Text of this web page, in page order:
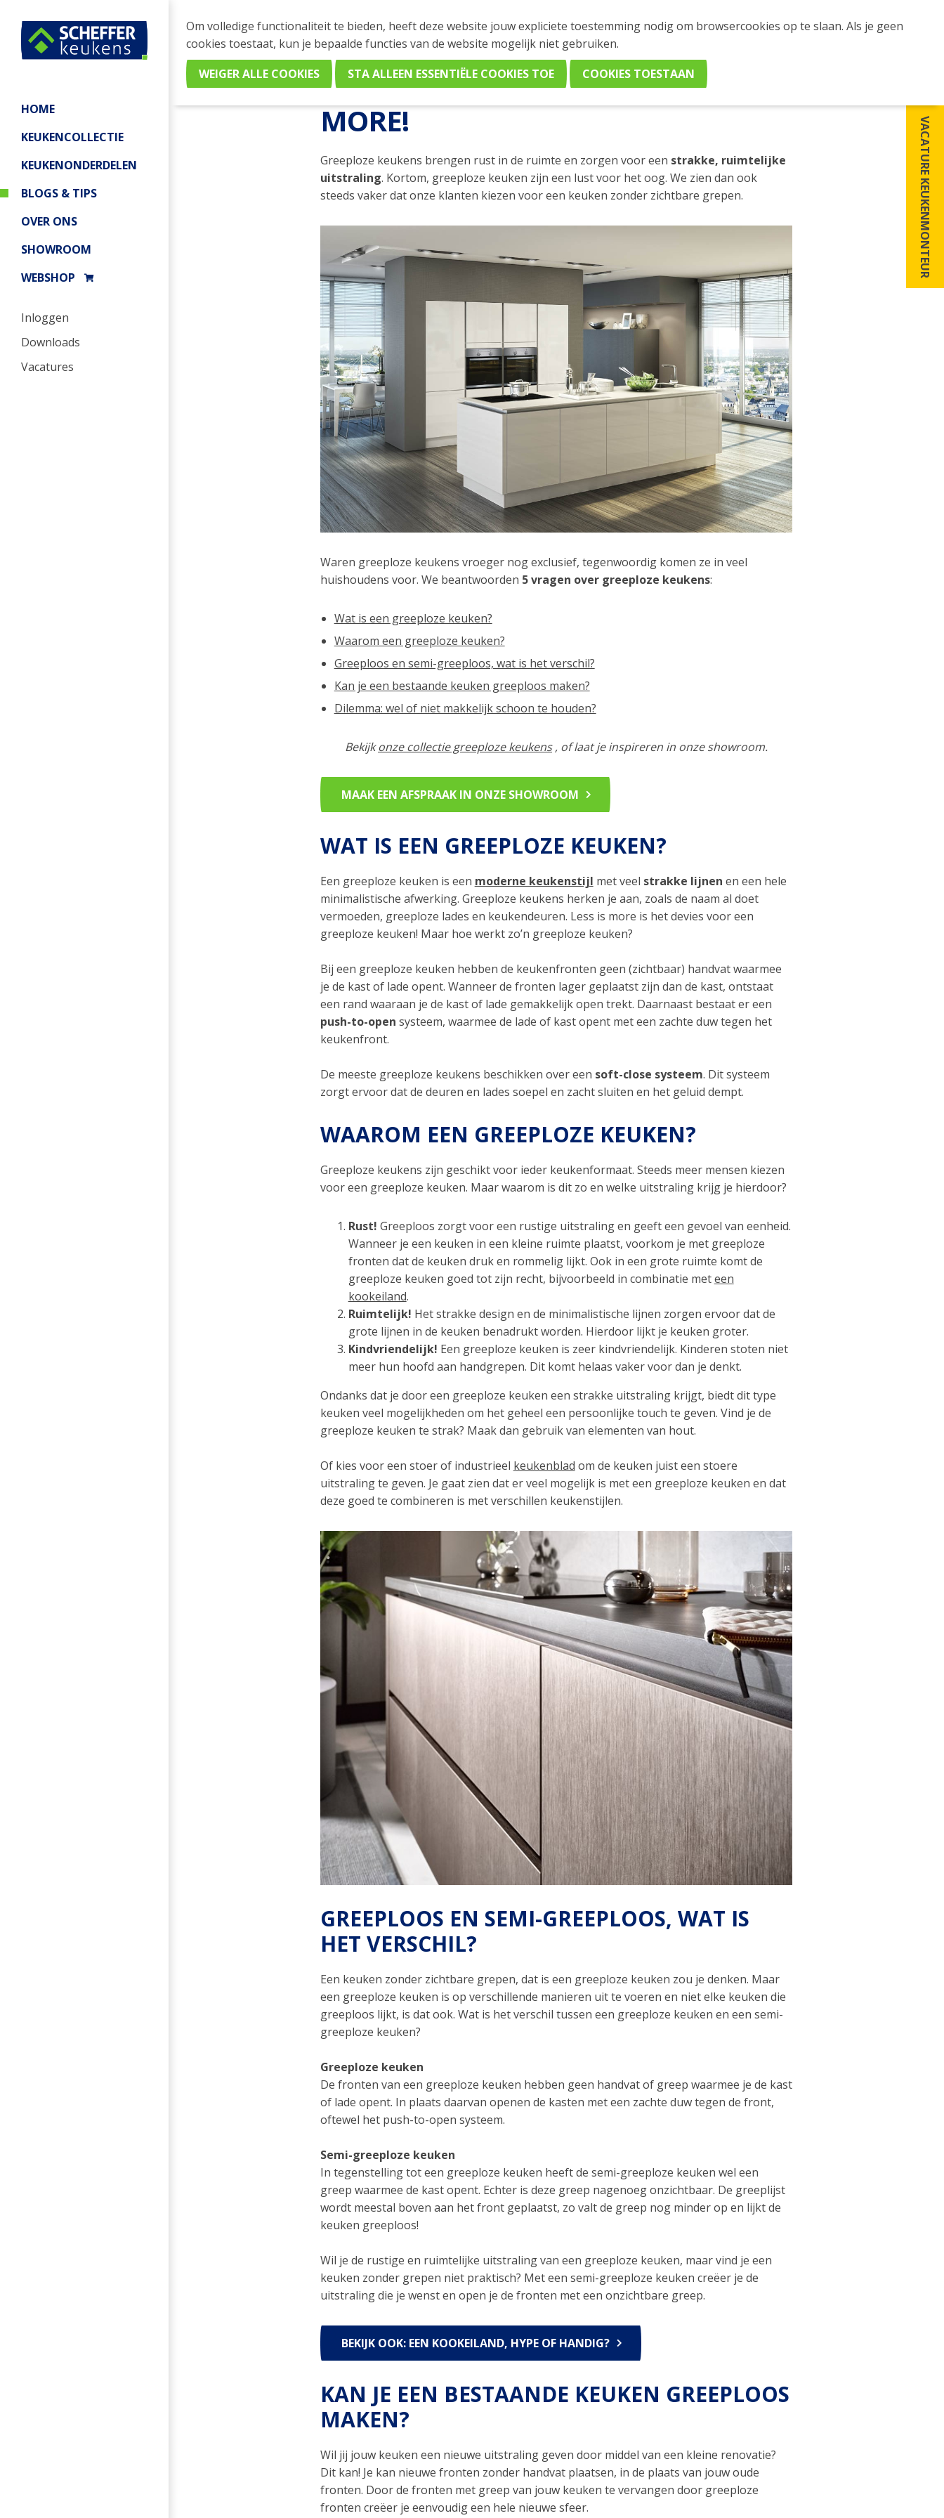
HOME
KEUKENCOLLECTIE
KEUKENONDERDELEN
BLOGS & TIPS
OVER ONS
SHOWROOM
WEBSHOP
Inloggen
Downloads
Vacatures
VACATURE KEUKENMONTEUR
Home/ Blogs & Tips /Greeploze keuken? Less is more!
GREEPLOZE KEUKEN? LESS IS
MORE!
Greeploze keukens brengen rust in de ruimte en zorgen voor een strakke, ruimtelijke
uitstraling. Kortom, greeploze keuken zijn een lust voor het oog. We zien dan ook
steeds vaker dat onze klanten kiezen voor een keuken zonder zichtbare grepen.
Waren greeploze keukens vroeger nog exclusief, tegenwoordig komen ze in veel
huishoudens voor. We beantwoorden 5 vragen over greeploze keukens:
Wat is een greeploze keuken?
Waarom een greeploze keuken?
Greeploos en semi-greeploos, wat is het verschil?
Kan je een bestaande keuken greeploos maken?
Dilemma: wel of niet makkelijk schoon te houden?
Bekijkonze collectie greeploze keukens , of laat je inspireren in onze showroom.
MAAK EEN AFSPRAAK IN ONZE SHOWROOM
WAT IS EEN GREEPLOZE KEUKEN?
Een greeploze keuken is een moderne keukenstijl met veel strakke lijnen en een hele
minimalistische afwerking. Greeploze keukens herken je aan, zoals de naam al doet
vermoeden, greeploze lades en keukendeuren. Less is more is het devies voor een
greeploze keuken! Maar hoe werkt zo’n greeploze keuken?
Bij een greeploze keuken hebben de keukenfronten geen (zichtbaar) handvat waarmee
je de kast of lade opent. Wanneer de fronten lager geplaatst zijn dan de kast, ontstaat
een rand waaraan je de kast of lade gemakkelijk open trekt. Daarnaast bestaat er een
push-to-open systeem, waarmee de lade of kast opent met een zachte duw tegen het
keukenfront.
De meeste greeploze keukens beschikken over een soft-close systeem. Dit systeem
zorgt ervoor dat de deuren en lades soepel en zacht sluiten en het geluid dempt.
WAAROM EEN GREEPLOZE KEUKEN?
Greeploze keukens zijn geschikt voor ieder keukenformaat. Steeds meer mensen kiezen
voor een greeploze keuken. Maar waarom is dit zo en welke uitstraling krijg je hierdoor?
Rust! Greeploos zorgt voor een rustige uitstraling en geeft een gevoel van eenheid.
Wanneer je een keuken in een kleine ruimte plaatst, voorkom je met greeploze
fronten dat de keuken druk en rommelig lijkt. Ook in een grote ruimte komt de
greeploze keuken goed tot zijn recht, bijvoorbeeld in combinatie meteen
kookeiland.
Ruimtelijk! Het strakke design en de minimalistische lijnen zorgen ervoor dat de
grote lijnen in de keuken benadrukt worden. Hierdoor lijkt je keuken groter.
Kindvriendelijk! Een greeploze keuken is zeer kindvriendelijk. Kinderen stoten niet
meer hun hoofd aan handgrepen. Dit komt helaas vaker voor dan je denkt.
Ondanks dat je door een greeploze keuken een strakke uitstraling krijgt, biedt dit type
keuken veel mogelijkheden om het geheel een persoonlijke touch te geven. Vind je de
greeploze keuken te strak? Maak dan gebruik van elementen van hout.
Of kies voor een stoer of industrieel keukenblad om de keuken juist een stoere
uitstraling te geven. Je gaat zien dat er veel mogelijk is met een greeploze keuken en dat
deze goed te combineren is met verschillen keukenstijlen.
GREEPLOOS EN SEMI-GREEPLOOS, WAT IS
HET VERSCHIL?
Een keuken zonder zichtbare grepen, dat is een greeploze keuken zou je denken. Maar
een greeploze keuken is op verschillende manieren uit te voeren en niet elke keuken die
greeploos lijkt, is dat ook. Wat is het verschil tussen een greeploze keuken en een semi-
greeploze keuken?
Greeploze keuken
De fronten van een greeploze keuken hebben geen handvat of greep waarmee je de kast
of lade opent. In plaats daarvan openen de kasten met een zachte duw tegen de front,
oftewel het push-to-open systeem.
Semi-greeploze keuken
In tegenstelling tot een greeploze keuken heeft de semi-greeploze keuken wel een
greep waarmee de kast opent. Echter is deze greep nagenoeg onzichtbaar. De greeplijst
wordt meestal boven aan het front geplaatst, zo valt de greep nog minder op en lijkt de
keuken greeploos!
Wil je de rustige en ruimtelijke uitstraling van een greeploze keuken, maar vind je een
keuken zonder grepen niet praktisch? Met een semi-greeploze keuken creëer je de
uitstraling die je wenst en open je de fronten met een onzichtbare greep.
BEKIJK OOK: EEN KOOKEILAND, HYPE OF HANDIG?
KAN JE EEN BESTAANDE KEUKEN GREEPLOOS
MAKEN?
Wil jij jouw keuken een nieuwe uitstraling geven door middel van een kleine renovatie?
Dit kan! Je kan nieuwe fronten zonder handvat plaatsen, in de plaats van jouw oude
fronten. Door de fronten met greep van jouw keuken te vervangen door greeploze
fronten creëer je eenvoudig een hele nieuwe sfeer.
Om volledige functionaliteit te bieden, heeft deze website jouw expliciete toestemming nodig om browsercookies op te slaan. Als je geen
cookies toestaat, kun je bepaalde functies van de website mogelijk niet gebruiken.